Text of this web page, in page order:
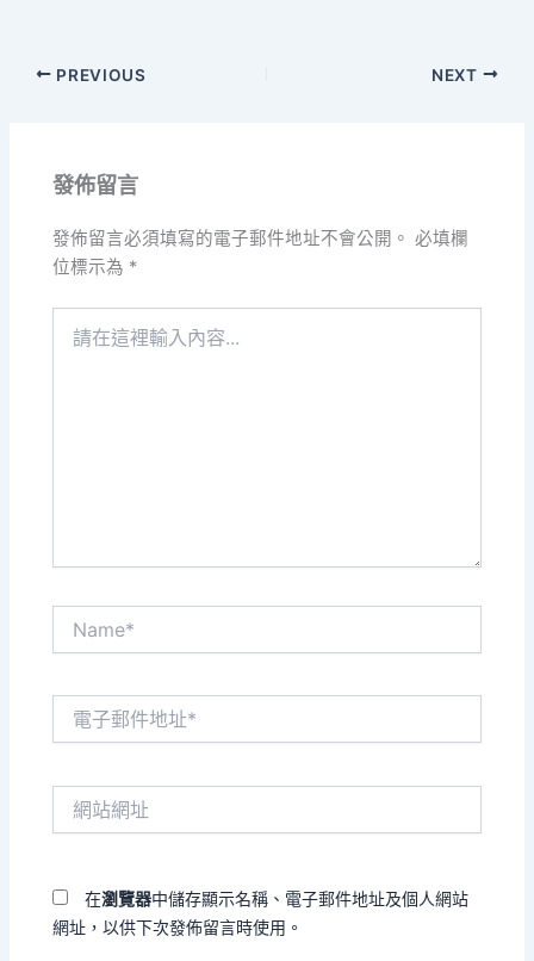
PREVIOUS NEXT
發佈留言
發佈留言必須填寫的電子郵件地址不會公開。 必填欄
位標示為 *
在瀏覽器中儲存顯示名稱、電子郵件地址及個人網站
網址，以供下次發佈留言時使用。